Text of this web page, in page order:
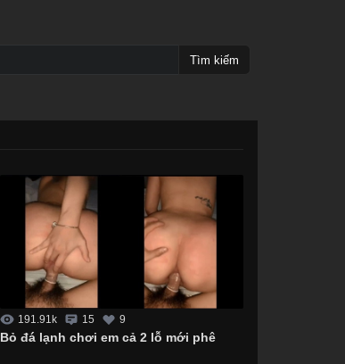
Tìm kiếm
191.91k 15 9
Bỏ đá lạnh chơi em cả 2 lỗ mới phê